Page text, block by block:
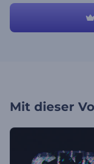
steigern Sie die
Mit dieser